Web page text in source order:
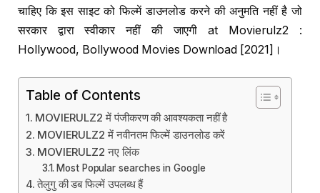
चाहिए कि इस साइट को फिल्में डाउनलोड करने की अनुमति नहीं है जो
सरकार द्वारा स्वीकार नहीं की जाएगी at Movierulz2 :
Hollywood, Bollywood Movies Download [2021]।
Table of Contents
MOVIERULZ2 में पंजीकरण की आवश्यकता नहीं है
MOVIERULZ2 में नवीनतम फिल्में डाउनलोड करें
MOVIERULZ2 नए लिंक
Most Popular searches in Google
तेलुगु की डब फिल्में उपलब्ध हैं